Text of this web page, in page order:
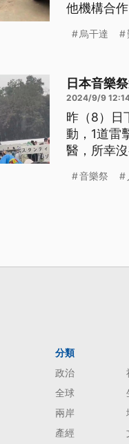
他機構合
烏干達
日本音樂
2024/9/9
昨（8）日
動，1道雷
醫，所幸沒
音樂祭
分類
政治
全球
兩岸
產經